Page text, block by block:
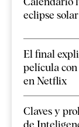
eclipse
El final
película con
en Netflix
Claves y
de